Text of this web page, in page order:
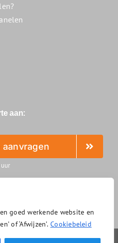
goedwerkende website en
of ‘Afwijzen’. Cookiebeleid
aan: